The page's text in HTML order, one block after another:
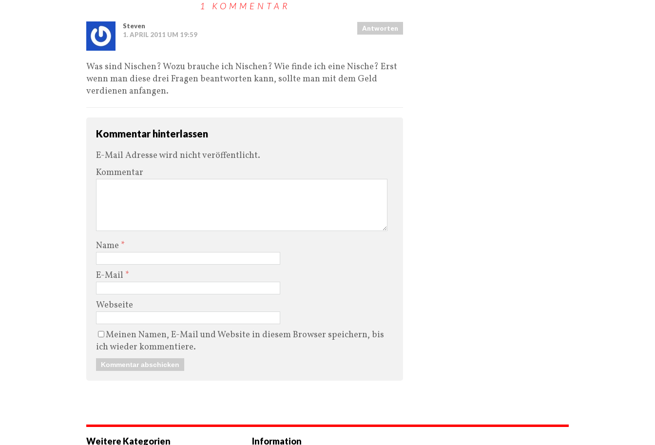
1 KOMMENTAR
Steven
1. APRIL 2011 UM 19:59
Antworten
Was sind Nischen? Wozu brauche ich Nischen? Wie finde ich eine Nische? Erst
wenn man diese drei Fragen beantworten kann, sollte man mit dem Geld
verdienen anfangen.
Kommentar hinterlassen
E-Mail Adresse wird nicht veröffentlicht.
Kommentar
Name *
E-Mail *
Webseite
Meinen Namen, E-Mail und Website in diesem Browser speichern, bis
ich wieder kommentiere.
Weitere Kategorien Information